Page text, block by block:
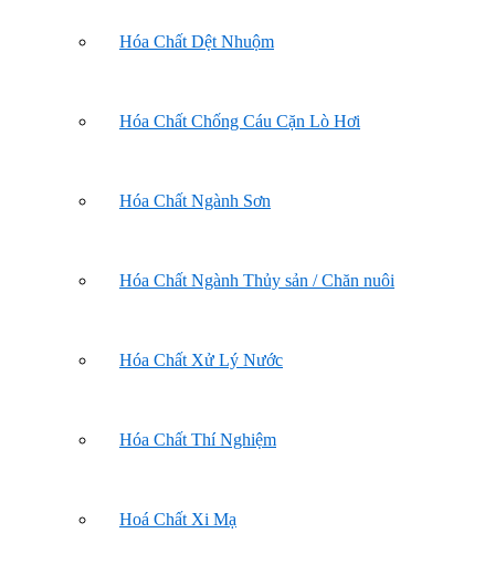
Hóa Chất Dệt Nhuộm
Hóa Chất Chống Cáu Cặn Lò Hơi
Hóa Chất Ngành Sơn
Hóa Chất Ngành Thủy sản / Chăn nuôi
Hóa Chất Xử Lý Nước
Hóa Chất Thí Nghiệm
Hoá Chất Xi Mạ